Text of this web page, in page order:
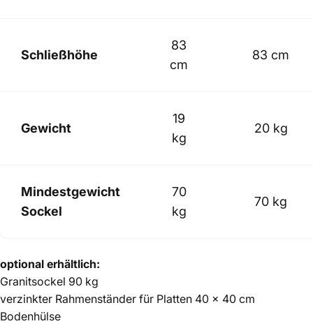
Schließhöhe
83
cm
83 cm
Gewicht
19
kg
20 kg
Mindestgewicht
Sockel
70
kg
70 kg
optional erhältlich:
Granitsockel 90 kg
verzinkter Rahmenständer für Platten 40 x 40 cm
Bodenhülse